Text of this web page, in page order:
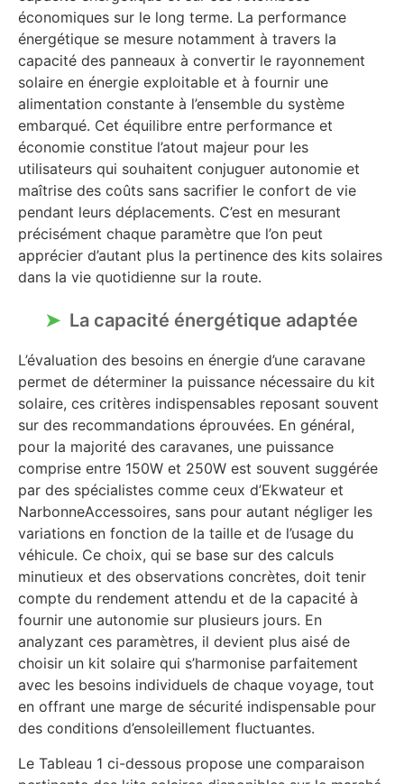
économiques sur le long terme. La performance
énergétique se mesure notamment à travers la
capacité des panneaux à convertir le rayonnement
solaire en énergie exploitable et à fournir une
alimentation constante à l’ensemble du système
embarqué. Cet équilibre entre performance et
économie constitue l’atout majeur pour les
utilisateurs qui souhaitent conjuguer autonomie et
maîtrise des coûts sans sacrifier le confort de vie
pendant leurs déplacements. C’est en mesurant
précisément chaque paramètre que l’on peut
apprécier d’autant plus la pertinence des kits solaires
dans la vie quotidienne sur la route.
La capacité énergétique adaptée
L’évaluation des besoins en énergie d’une caravane
permet de déterminer la puissance nécessaire du kit
solaire, ces critères indispensables reposant souvent
sur des recommandations éprouvées. En général,
pour la majorité des caravanes, une puissance
comprise entre 150W et 250W est souvent suggérée
par des spécialistes comme ceux d’Ekwateur et
NarbonneAccessoires, sans pour autant négliger les
variations en fonction de la taille et de l’usage du
véhicule. Ce choix, qui se base sur des calculs
minutieux et des observations concrètes, doit tenir
compte du rendement attendu et de la capacité à
fournir une autonomie sur plusieurs jours. En
analyzant ces paramètres, il devient plus aisé de
choisir un kit solaire qui s’harmonise parfaitement
avec les besoins individuels de chaque voyage, tout
en offrant une marge de sécurité indispensable pour
des conditions d’ensoleillement fluctuantes.
Le Tableau 1 ci-dessous propose une comparaison